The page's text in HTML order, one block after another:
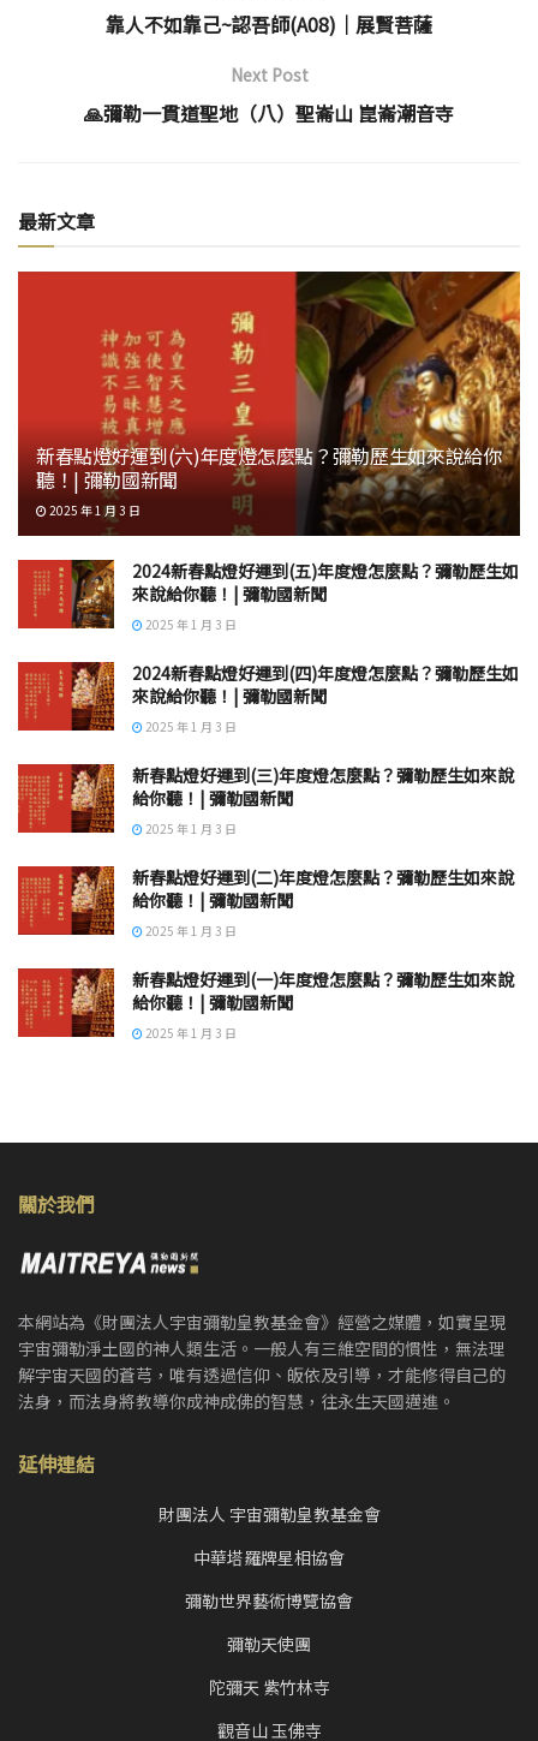
靠人不如靠己~認吾師(A08)│展賢菩薩
Next Post
🙏彌勒一貫道聖地（八）聖崙山 崑崙潮音寺
最新文章
新春點燈好運到(六)年度燈怎麼點？彌勒歷生如來說給你
聽！| 彌勒國新聞
2025 年 1 月 3 日
2024新春點燈好運到(五)年度燈怎麼點？彌勒歷生如
來說給你聽！| 彌勒國新聞
2025 年 1 月 3 日
2024新春點燈好運到(四)年度燈怎麼點？彌勒歷生如
來說給你聽！| 彌勒國新聞
2025 年 1 月 3 日
新春點燈好運到(三)年度燈怎麼點？彌勒歷生如來說
給你聽！| 彌勒國新聞
2025 年 1 月 3 日
新春點燈好運到(二)年度燈怎麼點？彌勒歷生如來說
給你聽！| 彌勒國新聞
2025 年 1 月 3 日
新春點燈好運到(一)年度燈怎麼點？彌勒歷生如來說
給你聽！| 彌勒國新聞
2025 年 1 月 3 日
關於我們
本網站為《財團法人宇宙彌勒皇教基金會》經營之媒體，如實呈現
宇宙彌勒淨土國的神人類生活。一般人有三維空間的慣性，無法理
解宇宙天國的蒼芎，唯有透過信仰、皈依及引導，才能修得自己的
法身，而法身將教導你成神成佛的智慧，往永生天國邁進。
延伸連結
財團法人 宇宙彌勒皇教基金會
中華塔羅牌星相協會
彌勒世界藝術博覽協會
彌勒天使團
陀彌天 紫竹林寺
觀音山 玉佛寺